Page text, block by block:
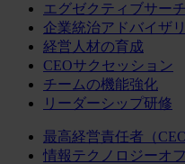
エグゼクティブサーチ
企業統治アドバイザ
経営人材の育成
CEOサクセッション
チームの機能強化
リーダーシップ研修
最高経営責任者（CEO
情報テクノロジーオ